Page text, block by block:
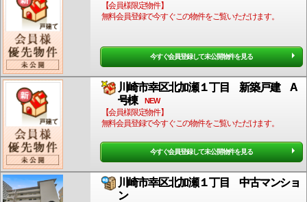
【会員様限定物件】
無料会員登録で今すぐこの物件をご覧いただけます。
今すぐ会員登録して未公開物件を見る
川崎市幸区北加瀬１丁目 新築戸建 A
号棟
NEW
【会員様限定物件】
無料会員登録で今すぐこの物件をご覧いただけます。
今すぐ会員登録して未公開物件を見る
川崎市幸区北加瀬１丁目 中古マンショ
ン